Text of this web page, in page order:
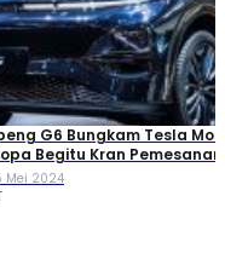
G6 Bungkam Tesla
Begitu Kran Pemesanan
Mei 2024